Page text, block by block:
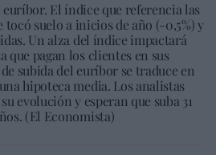
El índice que referencia las
suelo a inicios de año (-0,5%) y
Un alza del índice impactará
que pagan los clientes en sus
subida del euríbor se traduce en
hipoteca media. Los analistas
evolución y esperan que suba 31
(El Economista)